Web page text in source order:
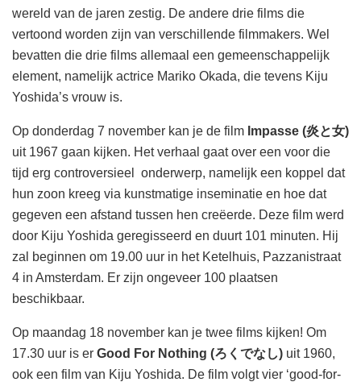
wereld van de jaren zestig. De andere drie films die
vertoond worden zijn van verschillende filmmakers. Wel
bevatten die drie films allemaal een gemeenschappelijk
element, namelijk actrice Mariko Okada, die tevens Kiju
Yoshida’s vrouw is.
Op donderdag 7 november kan je de film Impasse (炎と女)
uit 1967 gaan kijken. Het verhaal gaat over een voor die
tijd erg controversieel onderwerp, namelijk een koppel dat
hun zoon kreeg via kunstmatige inseminatie en hoe dat
gegeven een afstand tussen hen creëerde. Deze film werd
door Kiju Yoshida geregisseerd en duurt 101 minuten. Hij
zal beginnen om 19.00 uur in het Ketelhuis, Pazzanistraat
4 in Amsterdam. Er zijn ongeveer 100 plaatsen
beschikbaar.
Op maandag 18 november kan je twee films kijken! Om
17.30 uur is er Good For Nothing (ろくでなし) uit 1960,
ook een film van Kiju Yoshida. De film volgt vier ‘good-for-